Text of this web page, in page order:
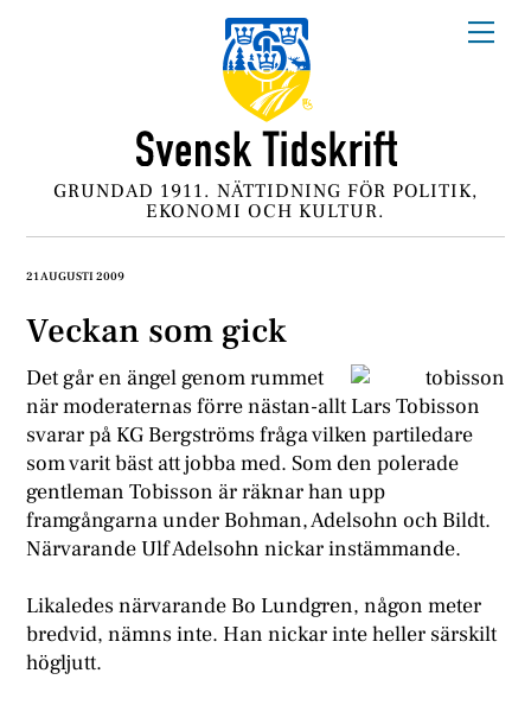
GRUNDAD 1911. NÄTTIDNING FÖR POLITIK,
EKONOMI OCH KULTUR.
21 AUGUSTI 2009
Veckan som gick
Det går en ängel genom rummet
när moderaternas förre nästan-allt Lars Tobisson
svarar på KG Bergströms fråga vilken partiledare
som varit bäst att jobba med. Som den polerade
gentleman Tobisson är räknar han upp
framgångarna under Bohman, Adelsohn och Bildt.
Närvarande Ulf Adelsohn nickar instämmande.
Likaledes närvarande Bo Lundgren, någon meter
bredvid, nämns inte. Han nickar inte heller särskilt
högljutt.